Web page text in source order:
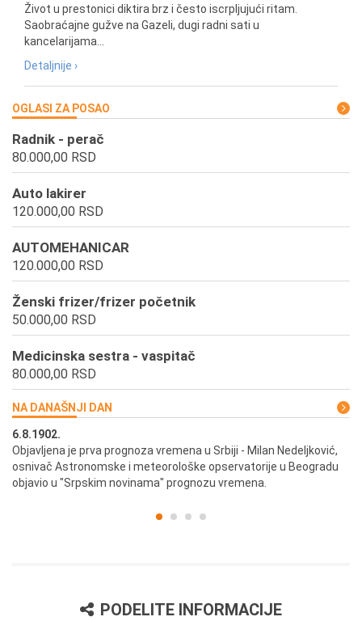
Život u prestonici diktira brz i često iscrpljujući ritam.
Saobraćajne gužve na Gazeli, dugi radni sati u
kancelarijama...
Detaljnije ›
OGLASI ZA POSAO
Radnik - perač
80.000,00 RSD
Auto lakirer
120.000,00 RSD
AUTOMEHANICAR
120.000,00 RSD
Ženski frizer/frizer početnik
50.000,00 RSD
Medicinska sestra - vaspitač
80.000,00 RSD
NA DANAŠNJI DAN
6.8.1902.
Objavljena je prva prognoza vremena u Srbiji - Milan Nedeljković,
osnivač Astronomske i meteorološke opservatorije u Beogradu
objavio u "Srpskim novinama" prognozu vremena.
PODELITE INFORMACIJE